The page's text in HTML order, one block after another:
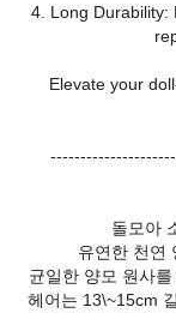
4. Long Durability:
Elevate your
돌모아
유연한 천연
균일한 양모 원사
헤어는 13\~15cm